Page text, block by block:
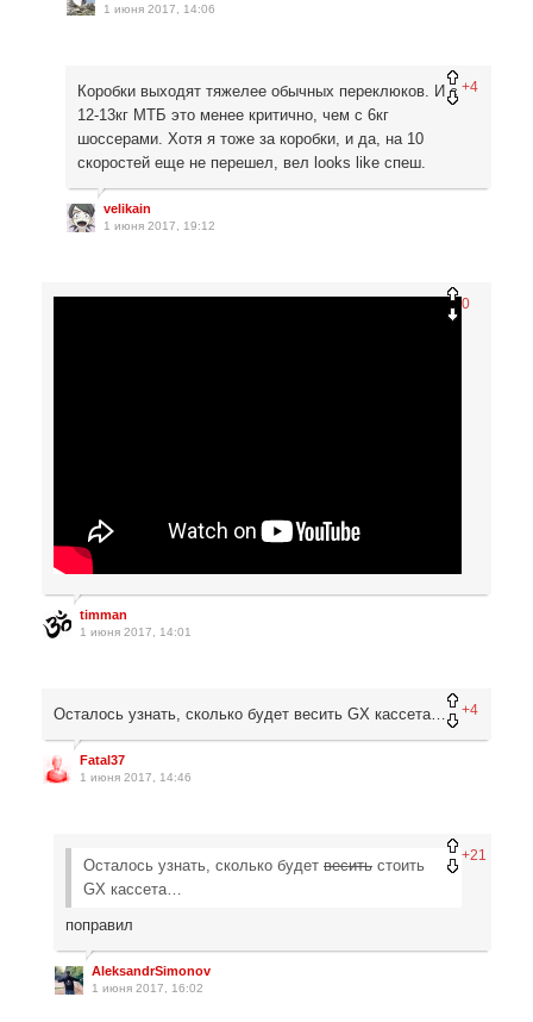
1 июня 2017, 14:06
+4
Коробки выходят тяжелее обычных переклюков. И с
12-13кг МТБ это менее критично, чем с 6кг
шоссерами. Хотя я тоже за коробки, и да, на 10
скоростей еще не перешел, вел looks like спеш.
velikain
1 июня 2017, 19:12
0
timman
1 июня 2017, 14:01
+4
Осталось узнать, сколько будет весить GX кассета…
Fatal37
1 июня 2017, 14:46
+21
Осталось узнать, сколько будет весить стоить
GX кассета…
поправил
AleksandrSimonov
1 июня 2017, 16:02